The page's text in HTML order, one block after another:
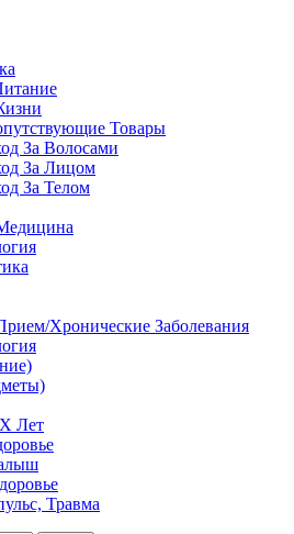
Товары
За Волосами
За Лицом
За Телом
Хронические Заболевания
Лет
Травма